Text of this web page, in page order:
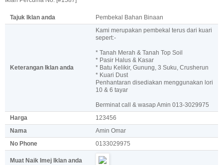
Tajuk Iklan anda Pembekal Bahan Binaan
Keterangan Iklan anda
Kami merupakan pembekal terus dari kuari
sepert:-
* Tanah Merah & Tanah Top Soil
* Pasir Halus & Kasar
* Batu Kelikir, Gunung, 3 Suku, Crusherun
* Kuari Dust
Penhantaran disediakan menggunakan lori
10 & 6 tayar
Berminat call & wasap Amin 013-3029975
Harga
123456
Nama
Amin Omar
No Phone
0133029975
Muat Naik Imej Iklan anda